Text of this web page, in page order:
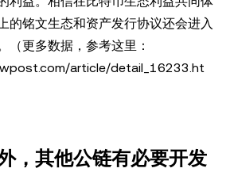
的铭文生态和资产发行协议还会进入
（更多数据，参考这里：
article/detail_16233.ht
，其他公链有必要开发